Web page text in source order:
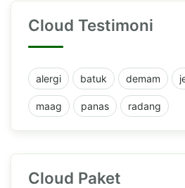
Cloud Testimoni
alergi batuk demam
maag panas radang
Cloud Paket